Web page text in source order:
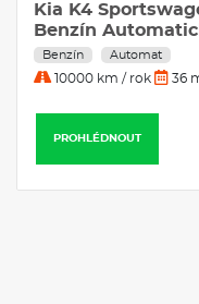
Navigace
Kia K4
Benzín
Benzín Automat
10000 km / rok 36
PROHLÉDNOUT